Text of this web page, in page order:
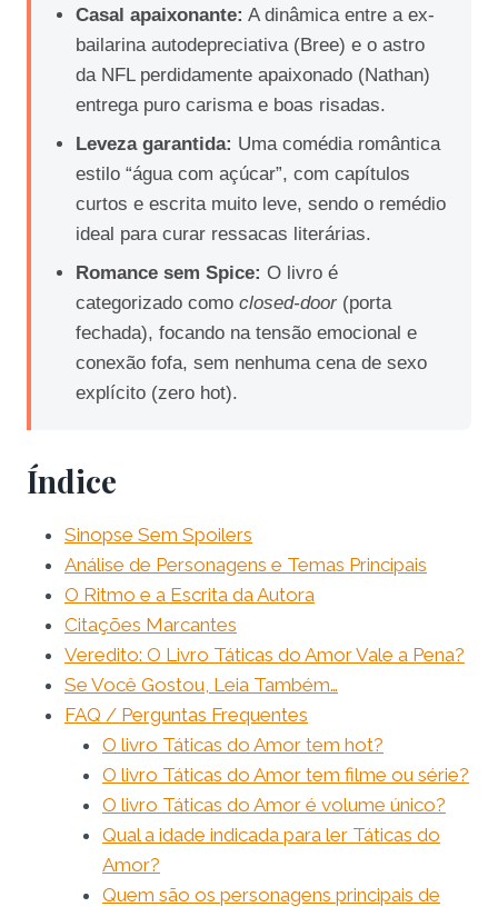
Casal apaixonante: A dinâmica entre a ex-
bailarina autodepreciativa (Bree) e o astro
da NFL perdidamente apaixonado (Nathan)
entrega puro carisma e boas risadas.
Leveza garantida: Uma comédia romântica
estilo “água com açúcar”, com capítulos
curtos e escrita muito leve, sendo o remédio
ideal para curar ressacas literárias.
Romance sem Spice: O livro é
categorizado como closed-door (porta
fechada), focando na tensão emocional e
conexão fofa, sem nenhuma cena de sexo
explícito (zero hot).
Índice
Sinopse Sem Spoilers
Análise de Personagens e Temas Principais
O Ritmo e a Escrita da Autora
Citações Marcantes
Veredito: O Livro Táticas do Amor Vale a Pena?
Se Você Gostou, Leia Também…
FAQ / Perguntas Frequentes
O livro Táticas do Amor tem hot?
O livro Táticas do Amor tem filme ou série?
O livro Táticas do Amor é volume único?
Qual a idade indicada para ler Táticas do
Amor?
Quem são os personagens principais de